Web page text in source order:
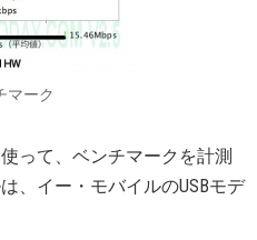
マーク
って、ベンチマークを計測
、イー・モバイルのUSBモデ